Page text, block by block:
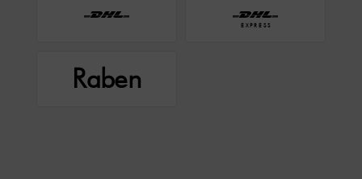
EXPRESS
Raben